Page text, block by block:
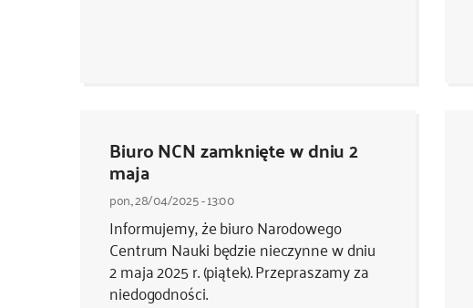
Biuro NCN zamknięte w dniu 2
maja
pon., 28/04/2025 - 13:00
Informujemy, że biuro Narodowego
Centrum Nauki będzie nieczynne w dniu
2 maja 2025 r. (piątek). Przepraszamy za
niedogodności.